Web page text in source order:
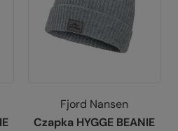
Fjord Nansen
Czapka HYGGE BEANIE